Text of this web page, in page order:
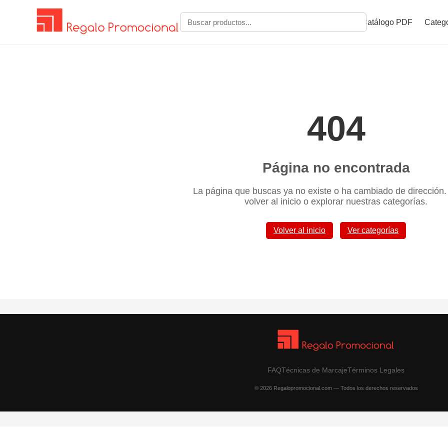
Catálogo PDF
404
Página no encontrada
La página que buscas ya no existe o ha cambiado de
volver al inicio o explorar nuestras categorías.
Volver al inicio Ver categorías
FAQTécnicas de MarcajeTérminos Legales
© 2026 Regalopromocional.com — Todos los derechos reservados